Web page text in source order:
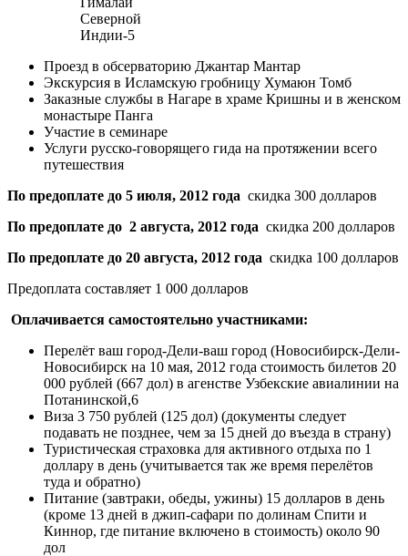
Северной
Индии-5
Проезд в обсерваторию Джантар Мантар
Экскурсия в Исламскую гробницу Хумаюн Томб
Заказные службы в Нагаре в храме Кришны и в женском
монастыре Панга
Участие в семинаре
Услуги русско-говорящего гида на протяжении всего
путешествия
По предоплате до 5 июля, 2012 года скидка 300 долларов
По предоплате до 2 августа, 2012 года скидка 200 долларов
По предоплате до 20 августа, 2012 года скидка 100 долларов
Предоплата составляет 1 000 долларов
Оплачивается самостоятельно участниками:
Перелёт ваш город-Дели-ваш город (Новосибирск-Дели-
Новосибирск на 10 мая, 2012 года стоимость билетов 20
000 рублей (667 дол) в агенстве Узбекские авиалинии на
Потанинской,6
Виза 3 750 рублей (125 дол) (документы следует
подавать не позднее, чем за 15 дней до въезда в страну)
Туристическая страховка для активного отдыха по 1
доллару в день (учитывается так же время перелётов
туда и обратно)
Питание (завтраки, обеды, ужины) 15 долларов в день
(кроме 13 дней в джип-сафари по долинам Спити и
Киннор, где питание включено в стоимость) около 90
дол